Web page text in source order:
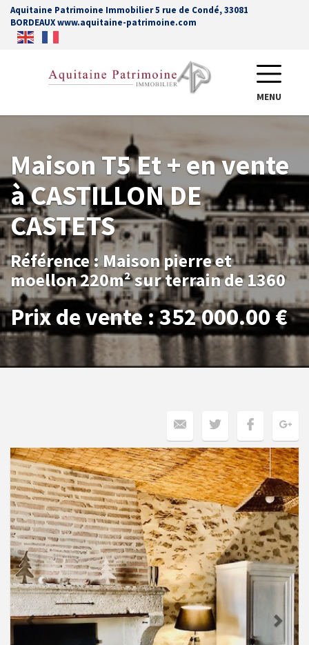
Aquitaine Patrimoine Immobilier 5 rue de Condé, 33081
BORDEAUX www.aquitaine-patrimoine.com
MENU
Maison T5 Et + en vente
à CASTILLON DE
CASTETS
Référence : Maison pierre et
moellon 220m² sur terrain de 1360
Prix de vente : 352 000.00 €
Previous Next